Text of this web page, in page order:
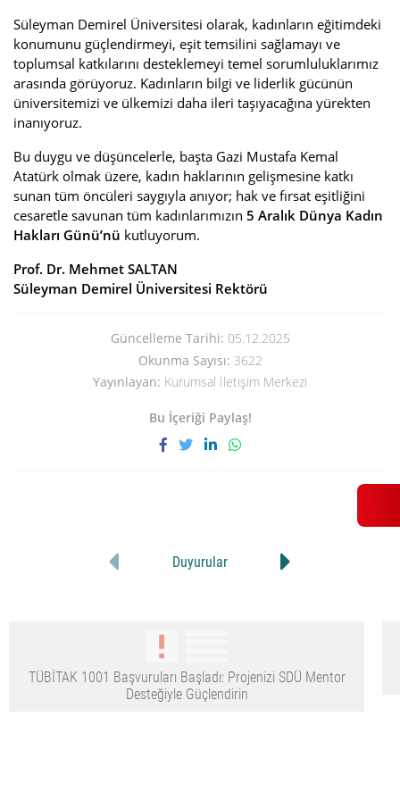
Süleyman Demirel Üniversitesi olarak, kadınların eğitimdeki
konumunu güçlendirmeyi, eşit temsilini sağlamayı ve
toplumsal katkılarını desteklemeyi temel sorumluluklarımız
arasında görüyoruz. Kadınların bilgi ve liderlik gücünün
üniversitemizi ve ülkemizi daha ileri taşıyacağına yürekten
inanıyoruz.
Bu duygu ve düşüncelerle, başta Gazi Mustafa Kemal
Atatürk olmak üzere, kadın haklarının gelişmesine katkı
sunan tüm öncüleri saygıyla anıyor; hak ve fırsat eşitliğini
cesaretle savunan tüm kadınlarımızın 5 Aralık Dünya Kadın
Hakları Günü’nü kutluyorum.
Prof. Dr. Mehmet SALTAN
Süleyman Demirel Üniversitesi Rektörü
Güncelleme Tarihi: 05.12.2025
Okunma Sayısı: 3622
Yayınlayan: Kurumsal İletişim Merkezi
Bu İçeriği Paylaş!
Duyurular
TÜBİTAK 1001 Başvuruları Başladı: Projenizi SDÜ Mentor
Desteğiyle Güçlendirin